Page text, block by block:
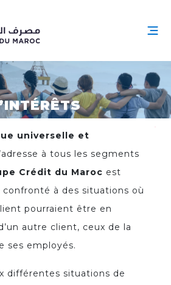
universelle et
à tous les segments
Crédit du Maroc est
confronté à des situations où
pourraient être en
autre client, ceux de la
ses employés.
différentes situations de